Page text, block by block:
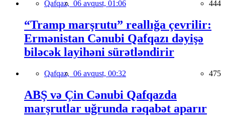
Qafqaz, 06 avqust, 01:06 444
“Tramp marşrutu” reallığa çevrilir:
Ermənistan Cənubi Qafqazı dəyişə
biləcək layihəni sürətləndirir
Qafqaz, 06 avqust, 00:32 475
ABŞ və Çin Cənubi Qafqazda
marşrutlar uğrunda rəqabət aparır